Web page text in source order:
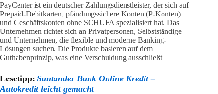
PayCenter ist ein deutscher Zahlungsdienstleister, der sich auf
Prepaid-Debitkarten, pfändungssichere Konten (P-Konten)
und Geschäftskonten ohne SCHUFA spezialisiert hat. Das
Unternehmen richtet sich an Privatpersonen, Selbstständige
und Unternehmen, die flexible und moderne Banking-
Lösungen suchen. Die Produkte basieren auf dem
Guthabenprinzip, was eine Verschuldung ausschließt.
Lesetipp: Santander Bank Online Kredit –
Autokredit leicht gemacht